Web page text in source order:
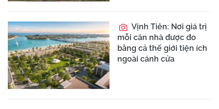
Vịnh Tiên: Nơi giá trị
mỗi căn nhà được đo
bằng cả thế giới tiện ích
ngoài cánh cửa